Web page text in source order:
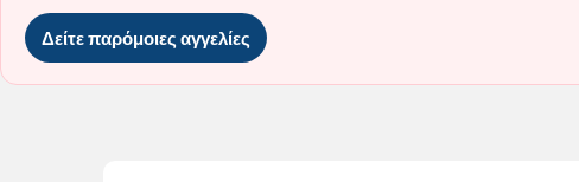
Δείτε παρόμοιες αγγελίες